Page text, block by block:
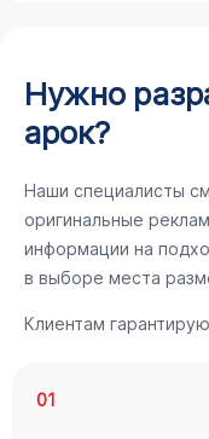
Нужно
арок?
Наши специалисты
оригинальные
информации на
в выборе места
Клиентам
01